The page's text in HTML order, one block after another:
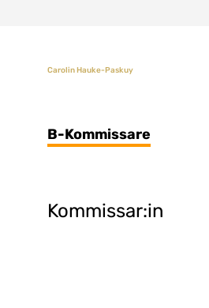
Carolin Hauke-Paskuy
B-Kommissare
Kommissar:in